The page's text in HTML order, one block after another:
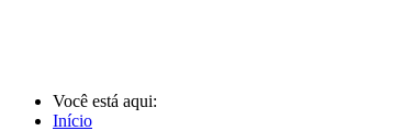
Você está aqui:
Início